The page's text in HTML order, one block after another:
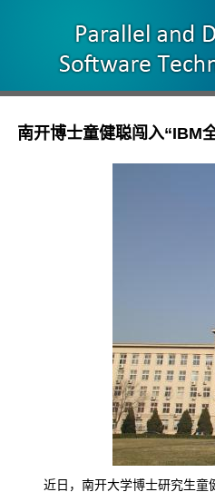
南开博士童健聪闯入“IBM
近日，南开大学博士研究生童